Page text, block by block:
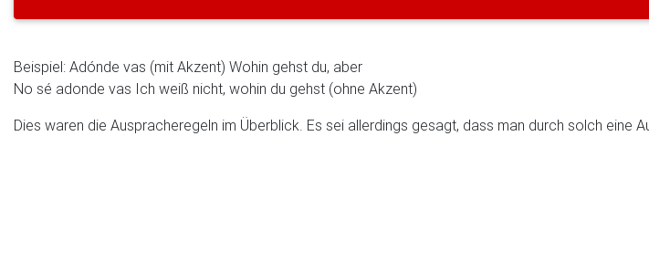
Beispiel: Adónde vas (mit Akzent) Wohin gehst du, aber
No sé adonde vas Ich weiß nicht, wohin du gehst (ohne Akzent)
Dies waren die Auspracheregeln im Überblick. Es sei allerdings gesagt, dass man durch solch eine